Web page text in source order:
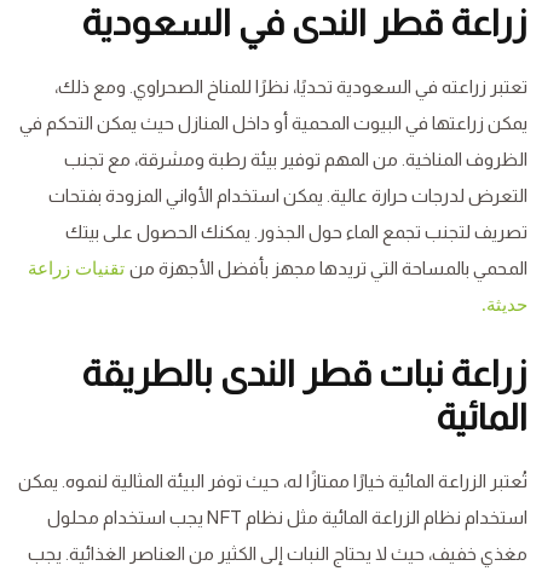
زراعة قطر الندى في السعودية
تعتبر زراعته في السعودية تحديًا، نظرًا للمناخ الصحراوي. ومع ذلك،
يمكن زراعتها في البيوت المحمية أو داخل المنازل حيث يمكن التحكم في
الظروف المناخية. من المهم توفير بيئة رطبة ومشرقة، مع تجنب
التعرض لدرجات حرارة عالية. يمكن استخدام الأواني المزودة بفتحات
تصريف لتجنب تجمع الماء حول الجذور. يمكنك الحصول على بيتك
المحمي بالمساحة التي تريدها مجهز بأفضل الأجهزة من تقنيات زراعة
حديثة.
زراعة نبات قطر الندى بالطريقة
المائية
تُعتبر الزراعة المائية خيارًا ممتازًا له، حيث توفر البيئة المثالية لنموه. يمكن
استخدام نظام الزراعة المائية مثل نظام NFT يجب استخدام محلول
مغذي خفيف، حيث لا يحتاج النبات إلى الكثير من العناصر الغذائية. يجب